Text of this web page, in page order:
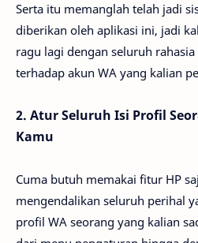
Serta itu memanglah telah jadi
diberikan oleh aplikasi ini, jadi
ragu lagi dengan seluruh
terhadap akun WA yang kalian
2. Atur Seluruh Isi Profil
Kamu
Cuma butuh memakai fitur HP
mengendalikan seluruh perihal
profil WA seorang yang kalian